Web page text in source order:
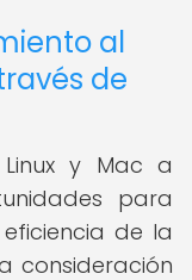
al
de
y Mac a
para
de la
consideración